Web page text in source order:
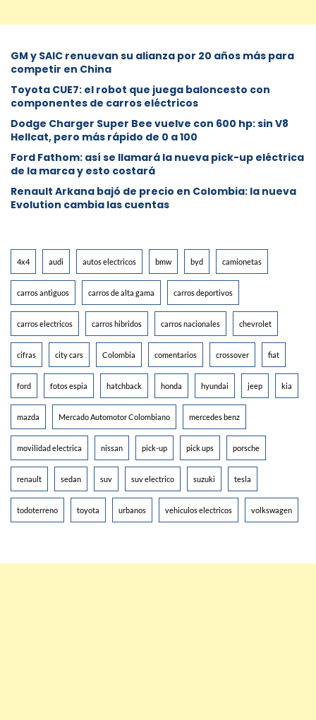
GM y SAIC renuevan su alianza por 20 años más para
competir en China
Toyota CUE7: el robot que juega baloncesto con
componentes de carros eléctricos
Dodge Charger Super Bee vuelve con 600 hp: sin V8
Hellcat, pero más rápido de 0 a 100
Ford Fathom: así se llamará la nueva pick-up eléctrica
de la marca y esto costará
Renault Arkana bajó de precio en Colombia: la nueva
Evolution cambia las cuentas
4x4 audi autos electricos bmw byd camionetas
carros antiguos carros de alta gama carros deportivos
carros electricos carros hibridos carros nacionales chevrolet
cifras city cars Colombia comentarios crossover fiat
ford fotos espia hatchback honda hyundai jeep kia
mazda Mercado Automotor Colombiano mercedes benz
movilidad electrica nissan pick-up pick ups porsche
renault sedan suv suv electrico suzuki tesla
todoterreno toyota urbanos vehiculos electricos volkswagen